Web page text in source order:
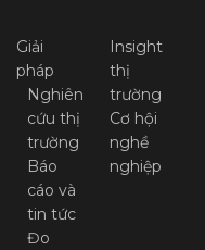
Giải
pháp
Nghiên
cứu thị
trường
Báo
cáo và
tin tức
Đo
Insight
thị
trường
Cơ hội
nghề
nghiệp